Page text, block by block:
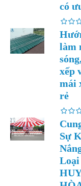
có
làm
xếp
mái
rẻ
Sự